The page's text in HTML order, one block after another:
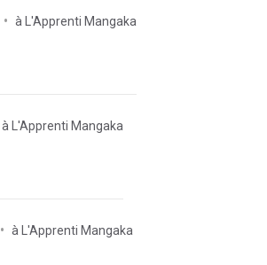
à L'Apprenti Mangaka
à L'Apprenti Mangaka
à L'Apprenti Mangaka